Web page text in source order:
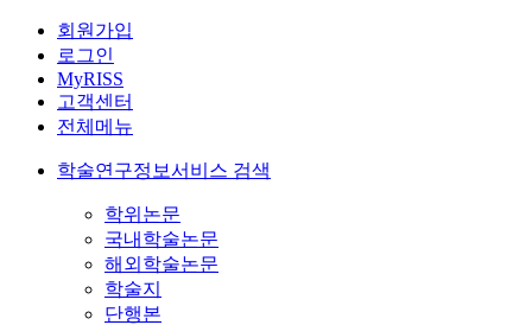
회원가입
로그인
MyRISS
고객센터
전체메뉴
학술연구정보서비스 검색
학위논문
국내학술논문
해외학술논문
학술지
단행본